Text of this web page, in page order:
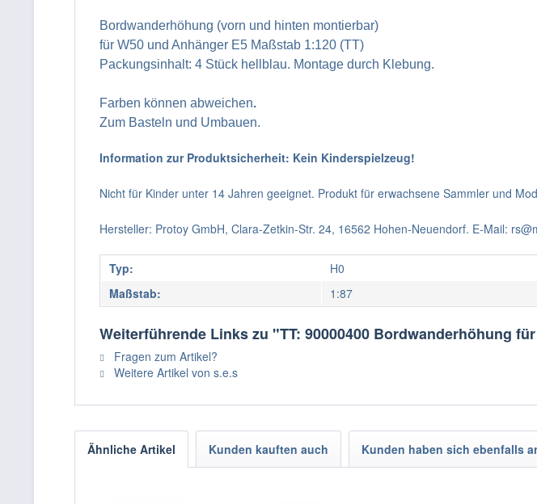
Bordwanderhöhung (vorn und hinten montierbar)
für W50 und Anhänger E5 Maßstab 1:120 (TT)
Packungsinhalt: 4 Stück hellblau. Montage durch Klebung.
Farben können abweichen.
Zum Basteln und Umbauen.
Information zur Produktsicherheit: Kein Kinderspielzeug!
Nicht für Kinder unter 14 Jahren geeignet. Produkt für erwachsene Sammler und
Hersteller: Protoy GmbH, Clara-Zetkin-Str. 24, 16562 Hohen-Neuendorf. E-Mail:
Typ:
H0
Maßstab:
1:87
Weiterführende Links zu "TT: 90000400 Bordwanderhöhung
Fragen zum Artikel?
Weitere Artikel von s.e.s
Ähnliche Artikel Kunden kauften auch Kunden haben sich ebenfalls